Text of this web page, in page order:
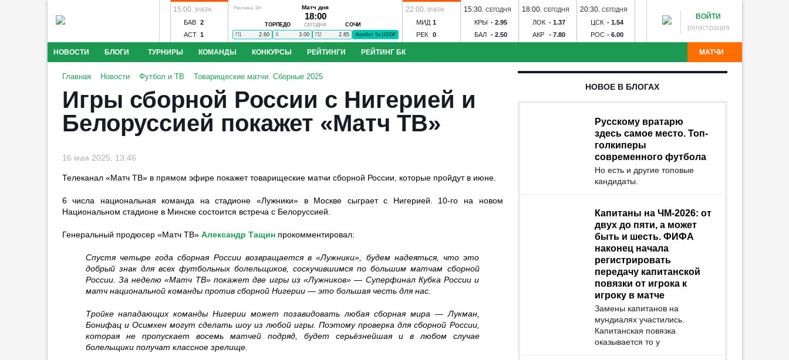
15:00 , ВЧЕРА
БАВ
2
АСТ 1
Матч дня
ТОРПЕДО
18:00
СЕГОДНЯ СОЧИ
Реклама, 18+
П1 2.60 X 3.00 П2 2.85 Фрибет 5х1000₽
22:00 , ВЧЕРА
МИД 1
РЕК
0
15:30, СЕГОДНЯ
КРЫ - 2.95
БАЛ
- 2.50
18:00, СЕГОДНЯ
ЛОК - 1.37
АКР
- 7.80
20:30, СЕГОДНЯ
ЦСК - 1.54
РОС - 6.00
-1.60
6.20
ВОЙТИ
регистрация
НОВОСТИ БЛОГИ ТУРНИРЫ КОМАНДЫ КОНКУРСЫ
Конкурс прогнозов Угадай футболиста
Фэнтези-футбол Конкурс ЧМ-2026
РЕЙТИНГИ МАТЧИ
РЕЙТИНГ БК
Мяч Марадоны «Рука Бога»
евро
«Алания» впервые за
родной стадион
конфедерации выразили
поддержку Инфантино
Тренер «Спартака» перед
один из фаворитов»
3
«Арсенал» нацелился на
альтернативу Винисиусу
15
Григорян: «Игра „Акрона“ на
Крылья Советов - Балтика Локомотив - Акрон Торпедо - Сочи ЦСКА - Ростов Спартак - Краснодар Рубин - Оренбург Факел - Ахмат
Калуга - Искра Химик - Носта
Рязань Муром - Металлург Нарт - Динамо Ставрополь Иртыш - Сатурн Спартак-Нальчик - Алания Волгарь - Победа
Динамо Киров Чита - Чертаново Шумбрат - 2DROTS Ильпар - Сокол Ижевск - Торпедо Знамя Ногинск - Динамо Брянск
Шексна Череповец Оренбург - Локомотив Родина - Акрон ЦСКА - Факел Ростов - Рубин Краснодар - Ахмат
НОВОЕ В БЛОГАХ
Русскому вратарю
здесь самое место. Топ-
голкиперы
современного футбола
Но есть и другие топовые
кандидаты.
Капитаны на ЧМ-2026: от
двух до пяти, а может
быть и шесть. ФИФА
наконец начала
регистрировать
передачу капитанской
повязки от игрока к
игроку в матче
Замены капитанов на
мундиалях участились.
Капитанская повязка
оказывается то у
Главная Новости Футбол и ТВ Товарищеские матчи. Сборные 2025
Игры сборной России с Нигерией и
Белоруссией покажет «Матч ТВ»
16 мая 2025, 13:46
Телеканал «Матч ТВ» в прямом эфире покажет товарищеские матчи сборной России, которые пройдут в июне.
6 числа национальная команда на стадионе «Лужники» в Москве сыграет с Нигерией. 10-го на новом
Национальном стадионе в Минске состоится встреча с Белоруссией.
Генеральный продюсер «Матч ТВ» Александр Тащинпрокомментировал:
Спустя четыре года сборная России возвращается в «Лужники», будем надеяться, что это
добрый знак для всех футбольных болельщиков, соскучившимся по большим матчам сборной
России. За неделю «Матч ТВ» покажет две игры из «Лужников» — Суперфинал Кубка России и
матч национальной команды против сборной Нигерии — это большая честь для нас.
Тройке нападающих команды Нигерии может позавидовать любая сборная мира — Лукман,
Бонифац и Осимхен могут сделать шоу из любой игры. Поэтому проверка для сборной России,
которая не пропускает восемь матчей подряд, будет серьёзнейшая и в любом случае
болельщики получат классное зрелище.